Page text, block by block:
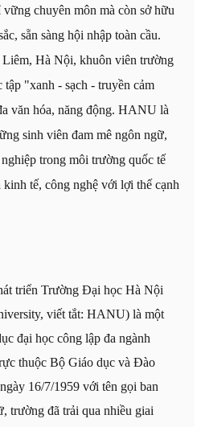
chuyên môn mà còn sở hữu
sẵn sàng hội nhập toàn cầu.
Hà Nội, khuôn viên trường
"xanh - sạch - truyền cảm
văn hóa, năng động. HANU là
sinh viên đam mê ngôn ngữ,
trong môi trường quốc tế
kinh tế, công nghệ với lợi thế cạnh
triển Trường Đại học Hà Nội
viết tắt: HANU) là một
đại học công lập đa ngành
thuộc Bộ Giáo dục và Đào
16/7/1959 với tên gọi ban
trường đã trải qua nhiều giai